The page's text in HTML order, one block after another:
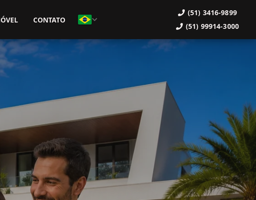
CONTATO
(51) 3416-9899
(51) 99914-3000